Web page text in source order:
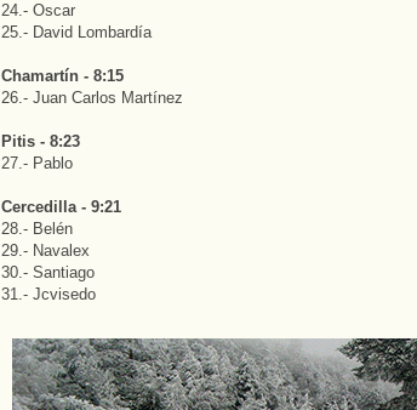
24.- Oscar
25.- David Lombardía
Chamartín - 8:15
26.- Juan Carlos Martínez
Pitis - 8:23
27.- Pablo
Cercedilla - 9:21
28.- Belén
29.- Navalex
30.- Santiago
31.- Jcvisedo